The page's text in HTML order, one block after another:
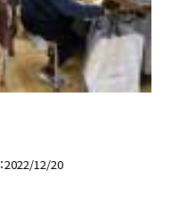
2022/12/20